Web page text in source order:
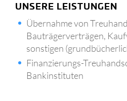
UNSERE LEISTUNGEN
Übernahme von
Bauträgerverträgen,
sonstigen
Finanzierungs-
Bankinstituten